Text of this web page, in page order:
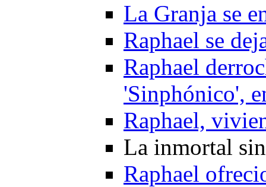
La Granja se
Raphael se
Raphael
'Sinphónico',
Raphael,
La inmortal
Raphael